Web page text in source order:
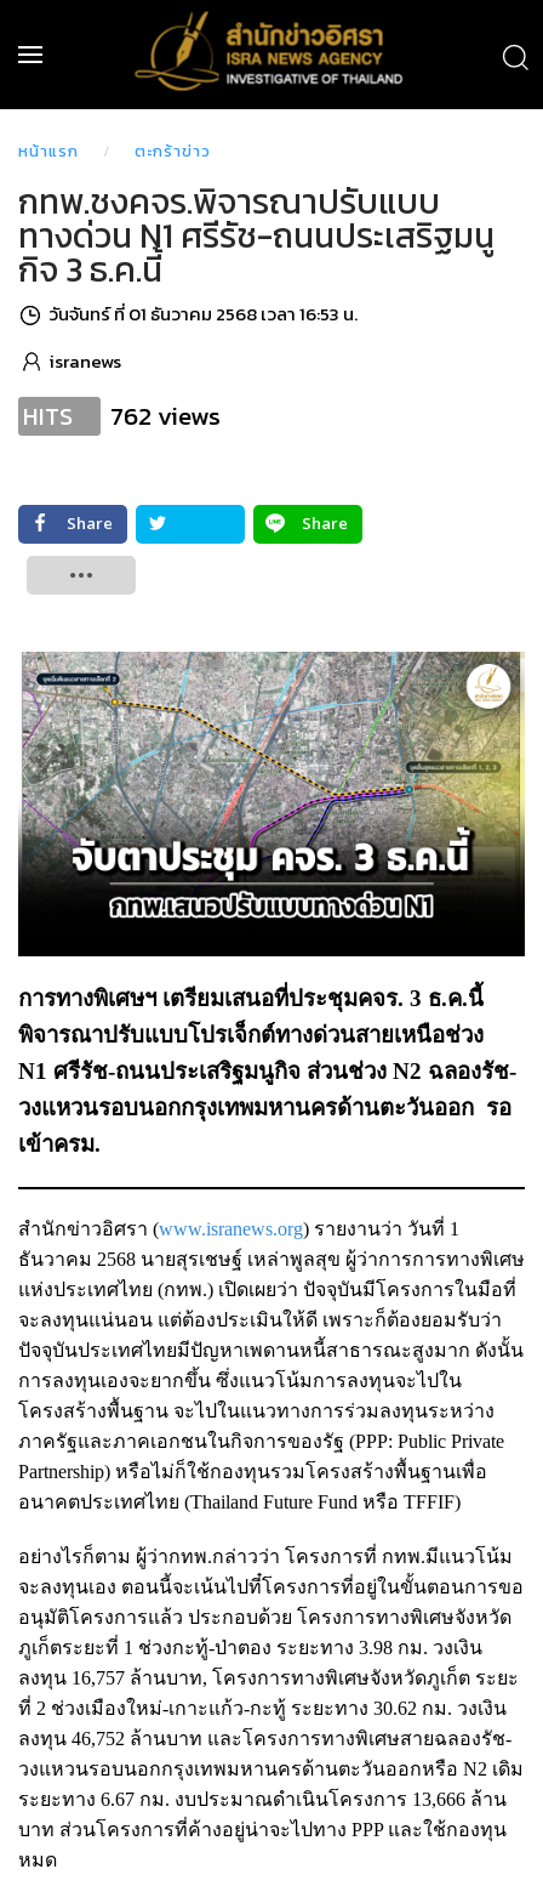
หน้าแรก ตะกร้าข่าว
กทพ.ชงคจร.พิจารณาปรับแบบ
ทางด่วน N1 ศรีรัช-ถนนประเสริฐมนู
กิจ 3 ธ.ค.นี้
วันจันทร์ ที่ 01 ธันวาคม 2568 เวลา 16:53 น.
isranews
HITS 762 views
Share
Share
การทางพิเศษฯ เตรียมเสนอที่ประชุมคจร. 3 ธ.ค.นี้
พิจารณาปรับแบบโปรเจ็กต์ทางด่วนสายเหนือช่วง
N1 ศรีรัช-ถนนประเสริฐมนูกิจ ส่วนช่วง N2 ฉลองรัช-
วงแหวนรอบนอกกรุงเทพมหานครด้านตะวันออก รอ
เข้าครม.
สำนักข่าวอิศรา (www.isranews.org) รายงานว่า วันที่ 1
ธันวาคม 2568 นายสุรเชษฐ์ เหล่าพูลสุข ผู้ว่าการการทางพิเศษ
แห่งประเทศไทย (กทพ.) เปิดเผยว่า ปัจจุบันมีโครงการในมือที่
จะลงทุนแน่นอน แต่ต้องประเมินให้ดี เพราะก็ต้องยอมรับว่า
ปัจจุบันประเทศไทยมีปัญหาเพดานหนี้สาธารณะสูงมาก ดังนั้น
การลงทุนเองจะยากขึ้น ซึ่งแนวโน้มการลงทุนจะไปใน
โครงสร้างพื้นฐาน จะไปในแนวทางการร่วมลงทุนระหว่าง
ภาครัฐและภาคเอกชนในกิจการของรัฐ (PPP: Public Private
Partnership) หรือไม่ก็ใช้กองทุนรวมโครงสร้างพื้นฐานเพื่อ
อนาคตประเทศไทย (Thailand Future Fund หรือ TFFIF)
อย่างไรก็ตาม ผู้ว่ากทพ.กล่าวว่า โครงการที่ กทพ.มีแนวโน้ม
จะลงทุนเอง ตอนนี้จะเน้นไปที๋โครงการที่อยู่ในขั้นตอนการขอ
อนุมัติโครงการแล้ว ประกอบด้วย โครงการทางพิเศษจังหวัด
ภูเก็ตระยะที่ 1 ช่วงกะทู้-ป่าตอง ระยะทาง 3.98 กม. วงเงิน
ลงทุน 16,757 ล้านบาท, โครงการทางพิเศษจังหวัดภูเก็ต ระยะ
ที่ 2 ช่วงเมืองใหม่-เกาะแก้ว-กะทู้ ระยะทาง 30.62 กม. วงเงิน
ลงทุน 46,752 ล้านบาท และโครงการทางพิเศษสายฉลองรัช-
วงแหวนรอบนอกกรุงเทพมหานครด้านตะวันออกหรือ N2 เดิม
ระยะทาง 6.67 กม. งบประมาณดำเนินโครงการ 13,666 ล้าน
บาท ส่วนโครงการที่ค้างอยู่น่าจะไปทาง PPP และใช้กองทุน
หมด